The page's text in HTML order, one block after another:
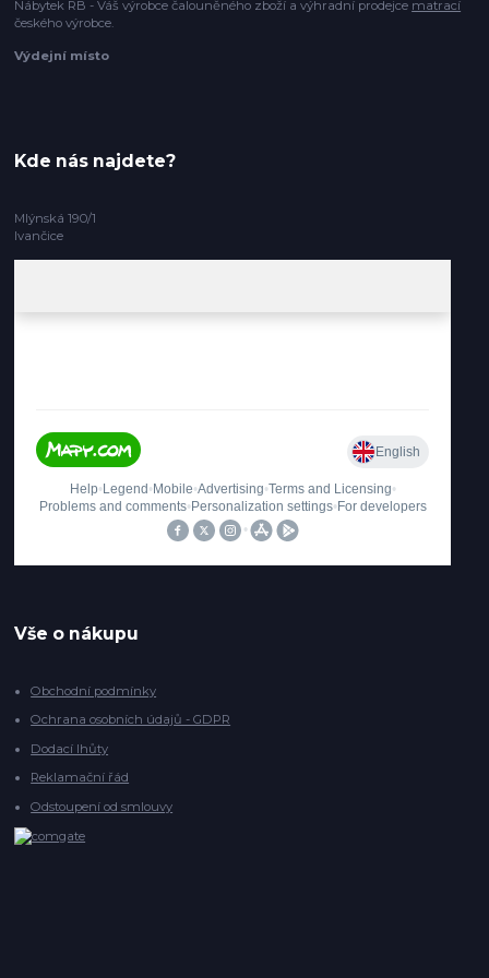
Nábytek RB - Váš výrobce čalouněného zboží a výhradní prodejce matrací
českého výrobce.
Výdejní místo
Kde nás najdete?
Mlýnská 190/1
Ivančice
Vše o nákupu
Obchodní podmínky
Ochrana osobních údajů - GDPR
Dodací lhůty
Reklamační řád
Odstoupení od smlouvy